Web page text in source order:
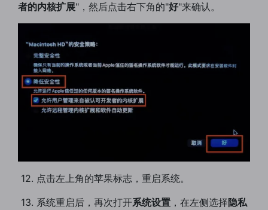
者的内核扩展"，然后点击右下角的"好"来确认。
​ 12. 点击左上角的苹果标志，重启系统。
​ 13. 系统重启后，再次打开系统设置 ，在左侧选择隐私